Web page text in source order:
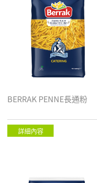
BERRAK PENNE長通粉
詳細內容